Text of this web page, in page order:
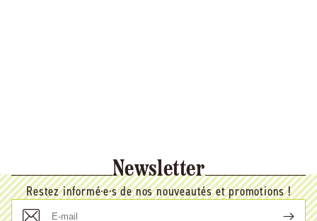
Newsletter
Restez informé·e·s de nos nouveautés et promotions !